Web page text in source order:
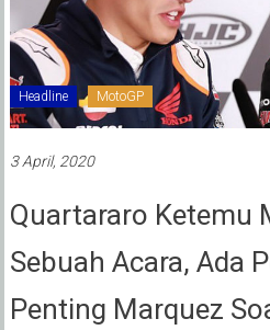
Headline MotoGP
3 April, 2020
Quartararo Ketemu
Sebuah Acara, Ada
Penting Marquez